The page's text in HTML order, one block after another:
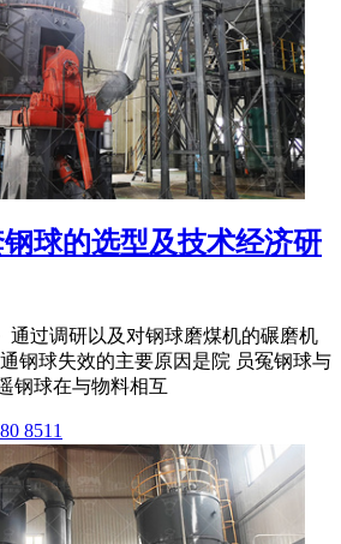
球的选型及技术经济研
通过调研以及对钢球磨煤机的碾磨机
钢球失效的主要原因是院 员冤钢球与
钢球在与物料相互
8511